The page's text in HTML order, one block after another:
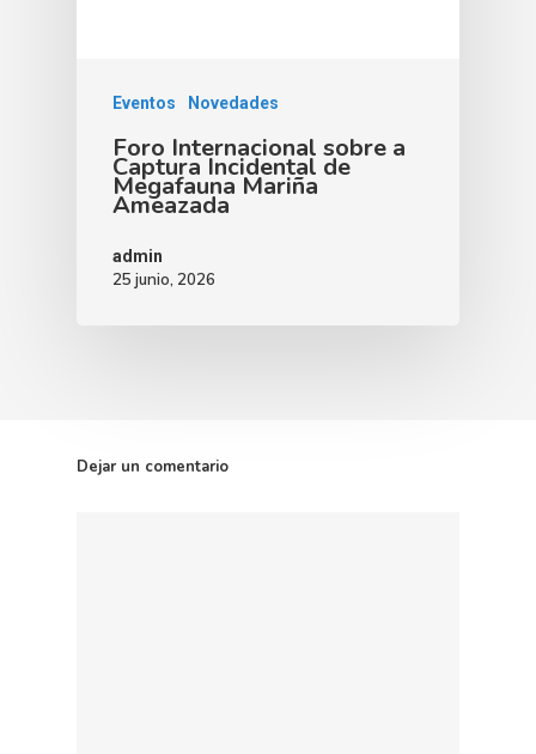
Eventos Novedades
Foro Internacional sobre a
Captura Incidental de
Megafauna Mariña
Ameazada
admin
25 junio, 2026
Dejar un comentario